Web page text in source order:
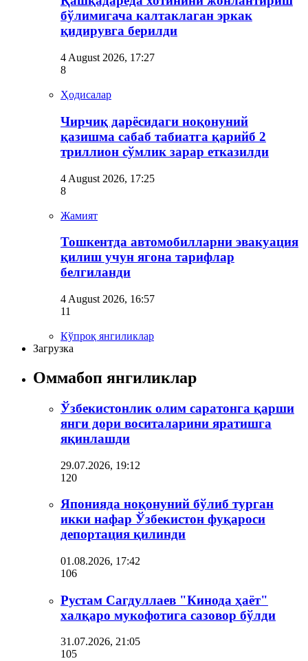
бўлимигача калтаклаган эркак
қидирувга берилди
4 August 2026, 17:27
8
Ҳодисалар
Чирчиқ дарёсидаги ноқонуний
қазишма сабаб табиатга қарийб 2
триллион сўмлик зарар етказилди
4 August 2026, 17:25
8
Жамият
Тошкентда автомобилларни эвакуация
қилиш учун ягона тарифлар
белгиланди
4 August 2026, 16:57
11
Кўпроқ янгиликлар
Загрузка
Оммабоп янгиликлар
Ўзбекистонлик олим саратонга қарши
янги дори воситаларини яратишга
яқинлашди
29.07.2026, 19:12
120
Японияда ноқонуний бўлиб турган
икки нафар Ўзбекистон фуқароси
депортация қилинди
01.08.2026, 17:42
106
Рустам Сагдуллаев "Кинода ҳаёт"
халқаро мукофотига сазовор бўлди
31.07.2026, 21:05
105